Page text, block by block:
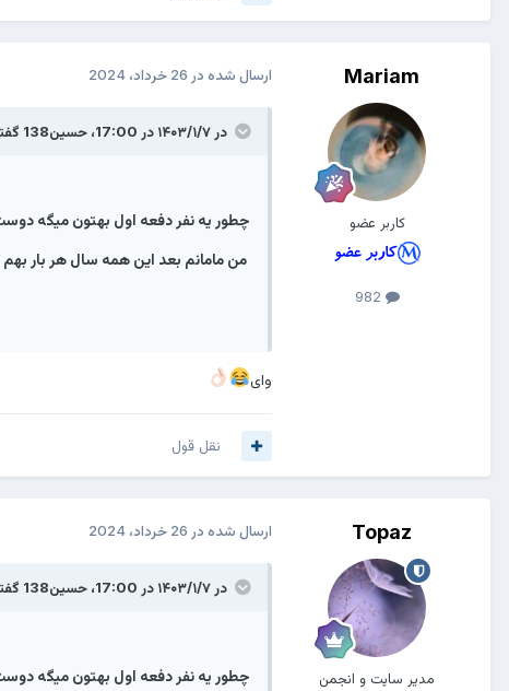
Mariam
کاربر عضو
ارسال شده در 26 خرداد، 2024
در ۱۴۰۳/۱/۷ در 17:00، حسین138
چطور یه نفر دفعه اول بهتون میگه
من مامانم بعد این همه سال هر بار
وای
نقل قول
Topaz
مدیر سایت و انجمن
ارسال شده در 26 خرداد، 2024
در ۱۴۰۳/۱/۷ در 17:00، حسین138
چطور یه نفر دفعه اول بهتون میگه